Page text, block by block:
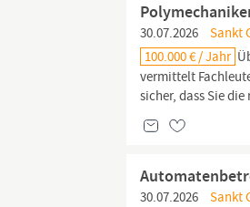
30.07.2026
Sankt
100.000 € / Jahr
vermittelt
sicher, dass Sie
30.07.2026
Sankt